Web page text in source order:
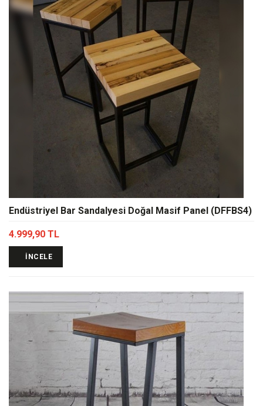
Endüstriyel Bar Sandalyesi Doğal Masif Panel (DFFBS4)
4.999,90 TL
İNCELE